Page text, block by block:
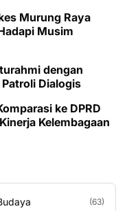
Murung Raya
Musim
dengan
Dialogis
ke DPRD
Kelembagaan
(63)